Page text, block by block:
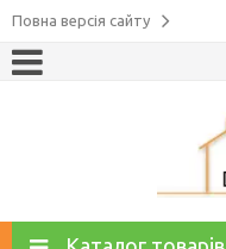
Повна версія сайту